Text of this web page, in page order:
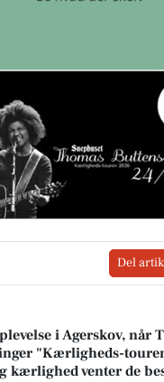
Del
i Agerskov, når
"Kærligheds-
kærlighed venter de